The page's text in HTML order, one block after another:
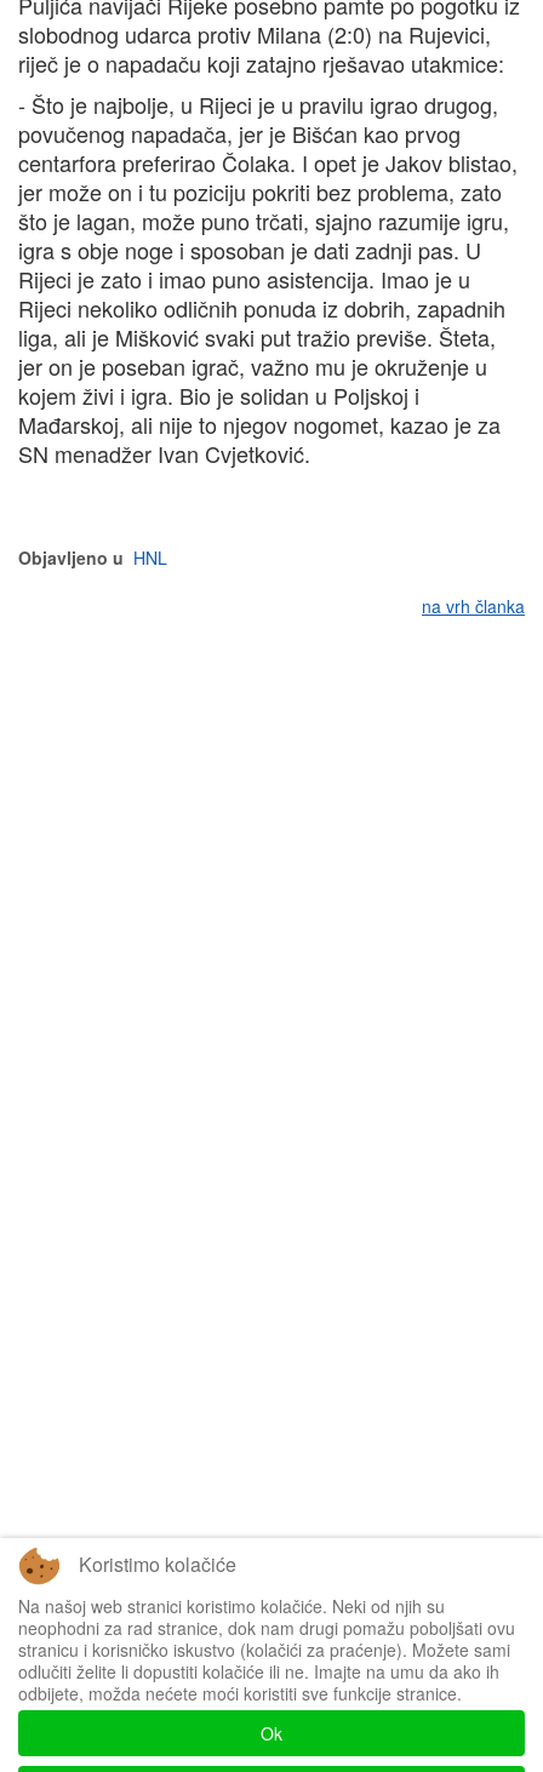
slobodnog udarca protiv Milana (2:0) na Rujevici,
riječ je o napadaču koji zatajno rješavao utakmice:
- Što je najbolje, u Rijeci je u pravilu igrao drugog,
povučenog napadača, jer je Bišćan kao prvog
centarfora preferirao Čolaka. I opet je Jakov blistao,
jer može on i tu poziciju pokriti bez problema, zato
što je lagan, može puno trčati, sjajno razumije igru,
igra s obje noge i sposoban je dati zadnji pas. U
Rijeci je zato i imao puno asistencija. Imao je u
Rijeci nekoliko odličnih ponuda iz dobrih, zapadnih
liga, ali je Mišković svaki put tražio previše. Šteta,
jer on je poseban igrač, važno mu je okruženje u
kojem živi i igra. Bio je solidan u Poljskoj i
Mađarskoj, ali nije to njegov nogomet, kazao je za
SN menadžer Ivan Cvjetković.
Objavljeno u HNL
na vrh članka
Tablice omogućujeSofascore
Impressum
Koristimo kolačiće
Na našoj web stranici koristimo kolačiće. Neki od njih su
neophodni za rad stranice, dok nam drugi pomažu poboljšati ovu
stranicu i korisničko iskustvo (kolačići za praćenje). Možete sami
odlučiti želite li dopustiti kolačiće ili ne. Imajte na umu da ako ih
odbijete, možda nećete moći koristiti sve funkcije stranice.
Ok